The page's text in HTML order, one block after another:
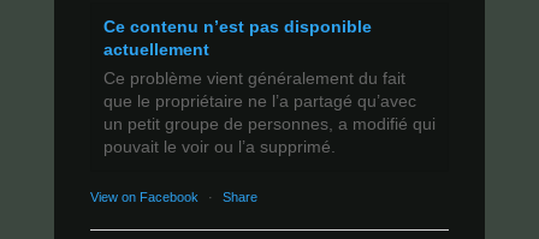
Ce contenu n’est pas disponible
actuellement
Ce problème vient généralement du fait
que le propriétaire ne l’a partagé qu’avec
un petit groupe de personnes, a modifié qui
pouvait le voir ou l’a supprimé.
View on Facebook · Share